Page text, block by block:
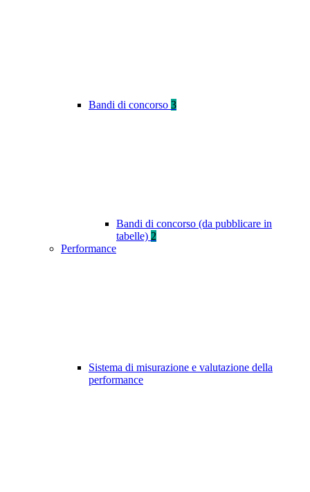
Bandi di concorso 3
Bandi di concorso (da pubblicare in
tabelle) 2
Performance
Sistema di misurazione e valutazione della
performance